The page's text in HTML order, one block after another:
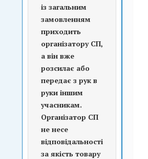
із загальним
замовленням
приходить
організатору СП,
а він вже
розсилає або
передає з рук в
руки іншим
учасникам.
Організатор СП
не несе
відповідальності
за якість товару